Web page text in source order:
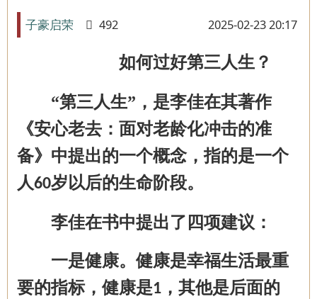
子豪启荣 492 2025-02-23 20:17
如何过好第三人生 ？
“第三人生” ， 是李佳在其著作
《安心老去：面对老龄化冲击的准
备》中提出的一个概念，指的是一个
人60岁以后的生命阶段。
李佳在书中提出了 四项建议：
一是健康。健康是幸福生活最重
要的指标，健康是1，其他是后面的